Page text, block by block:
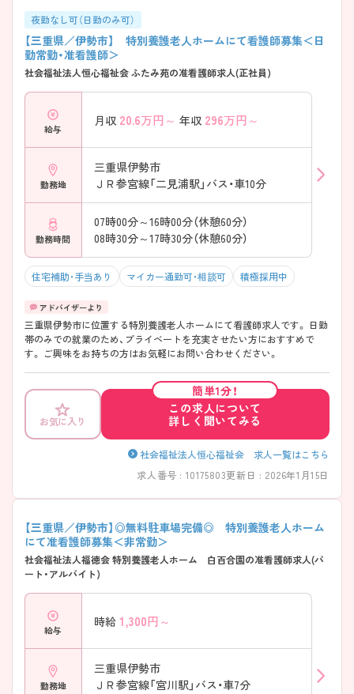
夜勤なし可（日勤のみ可）
【三重県／伊勢市】 特別養護老人ホームにて看護師募集＜日
勤常勤・准看護師＞
社会福祉法人恒心福祉会 ふたみ苑の准看護師求人(正社員)
給与
月収 20.6万円～ 年収 296万円～
勤務地
三重県伊勢市
ＪＲ参宮線「二見浦駅」バス・車10分
勤務時間
07時00分～16時00分（休憩60分）
08時30分～17時30分（休憩60分）
住宅補助・手当あり マイカー通勤可・相談可 積極採用中
三重県伊勢市に位置する特別養護老人ホームにて看護師求人です。 日勤
帯のみでの就業のため、プライベートを充実させたい方におすすめで
す。 ご興味をお持ちの方はお気軽にお問い合わせください。
お気に入り
簡単1分！
この求人について
詳しく聞いてみる
社会福祉法人恒心福祉会 求人一覧はこちら
求人番号 : 10175803更新日 : 2026年1月15日
【三重県／伊勢市】◎無料駐車場完備◎ 特別養護老人ホーム
にて准看護師募集＜非常勤＞
社会福祉法人福徳会 特別養護老人ホーム 白百合園の准看護師求人(パ
ート・アルバイト)
給与
時給 1,300円～
勤務地
三重県伊勢市
ＪＲ参宮線「宮川駅」バス・車7分